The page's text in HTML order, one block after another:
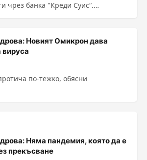
чрез банка "Креди Суис“.
Новият Омикрон дава
вируса
по-тежко, обясни
Няма пандемия, която да е
прекъсване